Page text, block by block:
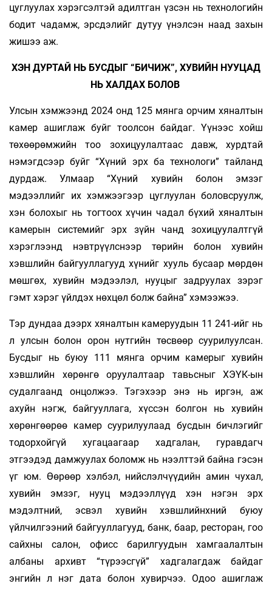
цуглуулах хэрэгсэлтэй адилтган үзсэн нь технологийн
бодит чадамж, эрсдэлийг дутуу үнэлсэн наад захын
жишээ аж.
ХЭН ДУРТАЙ НЬ БУСДЫГ “БИЧИЖ”, ХУВИЙН НУУЦАД
НЬ ХАЛДАХ БОЛОВ
Улсын хэмжээнд 2024 онд 125 мянга орчим хяналтын
камер ашиглаж буйг тоолсон байдаг. Үүнээс хойш
төхөөрөмжийн тоо зохицуулалтаас давж, хурдтай
нэмэгдсээр буйг “Хүний эрх ба технологи” тайланд
дурдаж. Улмаар “Хүний хувийн болон эмзэг
мэдээллийг их хэмжээгээр цуглуулан боловсруулж,
хэн болохыг нь тогтоох хүчин чадал бүхий хяналтын
камерын системийг эрх зүйн чанд зохицуулалтгүй
хэрэглээнд нэвтрүүлснээр төрийн болон хувийн
хэвшлийн байгууллагууд хүнийг хууль бусаар мөрдөн
мөшгөх, хувийн мэдээлэл, нууцыг задруулах зэрэг
гэмт хэрэг үйлдэх нөхцөл болж байна” хэмээжээ.
Тэр дундаа дээрх хяналтын камеруудын 11 241-ийг нь
л улсын болон орон нутгийн төсвөөр суурилуулсан.
Бусдыг нь буюу 111 мянга орчим камерыг хувийн
хэвшлийн хөрөнгө оруулалтаар тавьсныг ХЭҮК-ын
судалгаанд онцол­жээ. Тэгэхээр энэ нь иргэн, аж
ахуйн нэгж, байгууллага, хүссэн болгон нь хувийн
хөрөнгөөрөө камер суурилуулаад бусдын бичлэгийг
тодорхойгүй хугацаагаар хадгалан, гуравдагч
этгээдэд дамжуулах боломж нь нээлттэй байна гэсэн
үг юм. Өөрөөр хэлбэл, нийслэлчүүдийн амин чухал,
хувийн эмзэг, нууц мэдээллүүд хэн нэгэн эрх
мэдэлтний, эсвэл хувийн хэвшлийнхний буюу
үйлчилгээний байгууллагууд, банк, баар, ресторан, гоо
сайхны салон, офисс барилгуудын хамгаалалтын
албаны архивт “түрээсгүй” хадгалагдаж байдаг
энгийн л нэг дата болон хувирчээ. Одоо ашиглаж